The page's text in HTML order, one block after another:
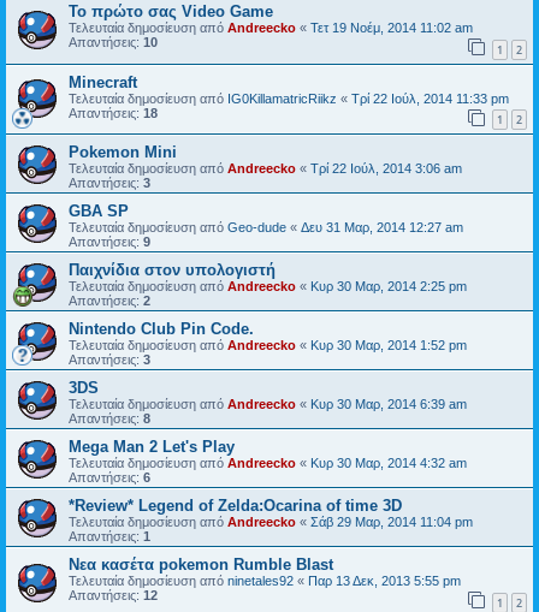
Το πρώτο σας Video Game
Τελευταία δημοσίευση από Andreecko « Τετ 19 Νοέμ, 2014 11:02 am
Απαντήσεις: 10 1 2
Minecraft
Τελευταία δημοσίευση από IG0KillamatricRiikz « Τρί 22 Ιούλ, 2014 11:33 pm
Απαντήσεις: 18 1 2
Pokemon Μini
Τελευταία δημοσίευση από Andreecko « Τρί 22 Ιούλ, 2014 3:06 am
Απαντήσεις: 3
GBA SP
Τελευταία δημοσίευση από Geo-dude « Δευ 31 Μαρ, 2014 12:27 am
Απαντήσεις: 9
Παιχνίδια στον υπολογιστή
Τελευταία δημοσίευση από Andreecko « Κυρ 30 Μαρ, 2014 2:25 pm
Απαντήσεις: 2
Nintendo Club Pin Code.
Τελευταία δημοσίευση από Andreecko « Κυρ 30 Μαρ, 2014 1:52 pm
Απαντήσεις: 3
3DS
Τελευταία δημοσίευση από Andreecko « Κυρ 30 Μαρ, 2014 6:39 am
Απαντήσεις: 8
Mega Man 2 Let's Play
Τελευταία δημοσίευση από Andreecko « Κυρ 30 Μαρ, 2014 4:32 am
Απαντήσεις: 6
*Review* Legend of Zelda:Ocarina of time 3D
Τελευταία δημοσίευση από Andreecko « Σάβ 29 Μαρ, 2014 11:04 pm
Απαντήσεις: 1
Νεα κασέτα pokemon Rumble Blast
Τελευταία δημοσίευση από ninetales92 « Παρ 13 Δεκ, 2013 5:55 pm
Απαντήσεις: 12 1 2